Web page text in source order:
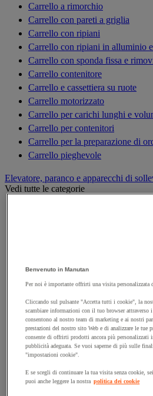
Carrello a rimorchio
Carrello con pareti a griglia
Carrello con ripiani
Carrello con ripiani in alluminio
Carrello con sponda fissa e
Carrello contenitore
Carrello e cassettiera su ruote
Carrello motorizzato
Carrello per carichi lunghi e
Carrello per contenitori
Carrello per la preparazione di
Carrello pieghevole
Elevatore, paranco e apparecchi di
Vedi tutte le categorie
Gru
Gru a portale da officina
Gru idraulica da officina
Magnete di sollevamento
Paranco di sollevamento
Ponte di carico e rampa di accesso
Rampa di sollevamento e cuneo
Solleva-pallet
Benvenuto in Manutan
Per noi è importante offrirti una visita personalizzata
Cliccando sul pulsante "Accetta tutti i cookie", la
scambiare informazioni con il tuo browser attraverso
consentono al nostro team di marketing e ai nostri
prestazioni del nostro sito Web e di analizzare le tue
consente di offrirti prodotti ancora più personalizzati
pubblicità adeguata. Se vuoi saperne di più sulle
"impostazioni cookie".
E se scegli di continuare la tua visita senza cookie,
puoi anche leggere la nostra politica dei cookie